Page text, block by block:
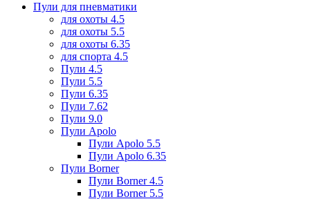
Пули для пневматики
для охоты 4.5
для охоты 5.5
для охоты 6.35
для спорта 4.5
Пули 4.5
Пули 5.5
Пули 6.35
Пули 7.62
Пули 9.0
Пули Apolo
Пули Apolo 5.5
Пули Apolo 6.35
Пули Borner
Пули Borner 4.5
Пули Borner 5.5